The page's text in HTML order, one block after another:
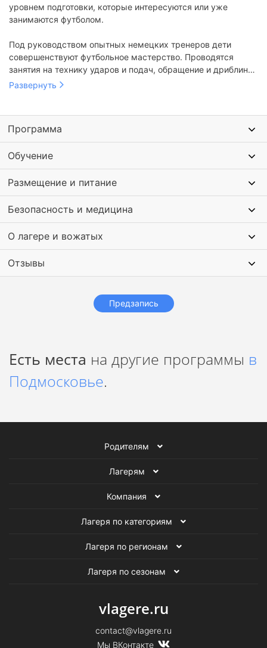
уровнем подготовки, которые интересуются или уже
занимаются футболом.
Под руководством опытных немецких тренеров дети
совершенствуют футбольное мастерство. Проводятся
занятия на технику ударов и подач, обращение и дриблинг
с мячом. Проходят тренировки на развитие силы и
товарищеских матчах.
Кроме этого в лагере проводятся турниры по FIFA2018 на
приставке, боулинг, аэрохоккей, пинг-понг. Ребята лагеря
участвуют в финальной фотосессии и получат сертификаты
о прохождении сборов.
Развернуть
Программа
Обучение
Размещение и питание
Безопасность и медицина
О лагере и вожатых
Отзывы
Предзапись
Есть места на другие программы в
Подмосковье.
Родителям
Лагерям
Компания
Лагеря по категориям
Лагеря по регионам
Лагеря по сезонам
vlagere.ru
contact@vlagere.ru
Мы ВКонтакте